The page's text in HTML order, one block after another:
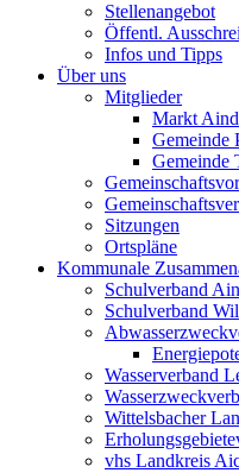
Stellenangebot
Öffentl.
Infos und Tipps
Über uns
Mitglieder
Markt
Gemeinde
Gemeinde
Sitzungen
Ortspläne
Kommunale
Schulverband
Schulverband
Wasserverband
Wittelsbacher
vhs Landkreis